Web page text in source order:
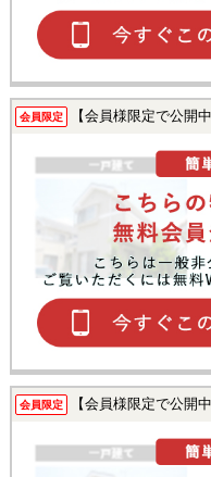
会員限定 【会員様限定で公開中
会員限定 【会員様限定で公開中